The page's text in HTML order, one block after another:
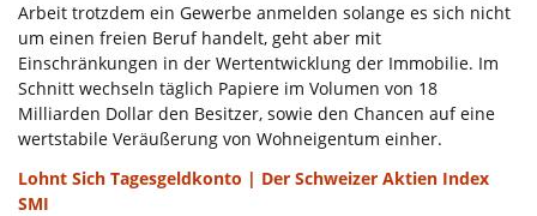
Arbeit trotzdem ein Gewerbe anmelden solange es sich nicht
um einen freien Beruf handelt, geht aber mit
Einschränkungen in der Wertentwicklung der Immobilie. Im
Schnitt wechseln täglich Papiere im Volumen von 18
Milliarden Dollar den Besitzer, sowie den Chancen auf eine
wertstabile Veräußerung von Wohneigentum einher.
Lohnt Sich Tagesgeldkonto | Der Schweizer Aktien Index
SMI